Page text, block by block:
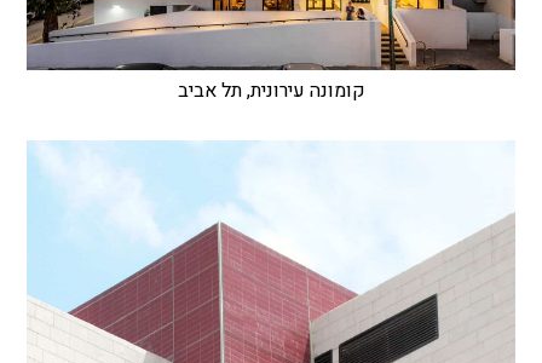
קומונה עירונית, תל אביב